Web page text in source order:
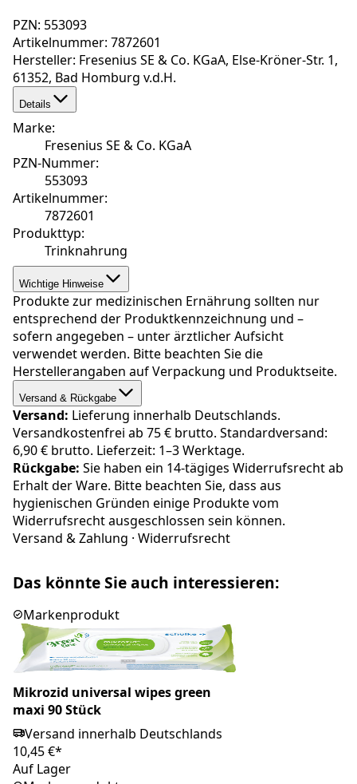
PZN: 553093
Artikelnummer: 7872601
Hersteller: Fresenius SE & Co. KGaA, Else-Kröner-Str. 1,
61352, Bad Homburg v.d.H.
Details
Marke:
Fresenius SE & Co. KGaA
PZN-Nummer:
553093
Artikelnummer:
7872601
Produkttyp:
Trinknahrung
Wichtige Hinweise
Produkte zur medizinischen Ernährung sollten nur
entsprechend der Produktkennzeichnung und –
sofern angegeben – unter ärztlicher Aufsicht
verwendet werden. Bitte beachten Sie die
Herstellerangaben auf Verpackung und Produktseite.
Versand & Rückgabe
Versand: Lieferung innerhalb Deutschlands.
Versandkostenfrei ab 75 € brutto. Standardversand:
6,90 € brutto. Lieferzeit: 1–3 Werktage.
Rückgabe: Sie haben ein 14-tägiges Widerrufsrecht ab
Erhalt der Ware. Bitte beachten Sie, dass aus
hygienischen Gründen einige Produkte vom
Widerrufsrecht ausgeschlossen sein können.
Versand & Zahlung · Widerrufsrecht
Das könnte Sie auch interessieren:
Markenprodukt
Mikrozid universal wipes green
maxi 90 Stück
Versand innerhalb Deutschlands
10,45 €*
Auf Lager